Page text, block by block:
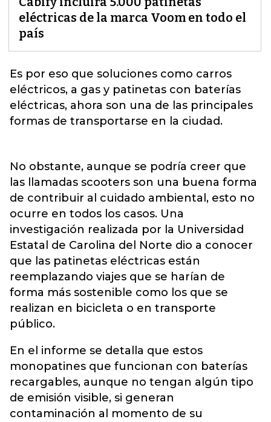
eléctricas de la marca Voom en todo el
país
Es por eso que soluciones como carros
eléctricos, a gas y patinetas con baterías
eléctricas, ahora son una de las principales
formas de transportarse en la ciudad.
No obstante, aunque se podría creer que
las llamadas scooters son una buena forma
de contribuir al cuidado ambiental, esto no
ocurre en todos los casos. Una
investigación realizada por la Universidad
Estatal de Carolina del Norte dio a conocer
que las patinetas eléctricas están
reemplazando viajes que se harían de
forma más sostenible como los que se
realizan en bicicleta o en transporte
público.
En el informe se detalla que estos
monopatines que funcionan con baterías
recargables, aunque no tengan algún tipo
de emisión visible, si generan
contaminación al momento de su